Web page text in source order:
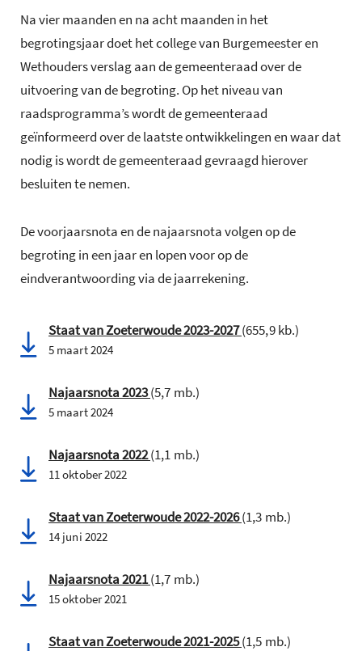
Na vier maanden en na acht maanden in het
begrotingsjaar doet het college van Burgemeester en
Wethouders verslag aan de gemeenteraad over de
uitvoering van de begroting. Op het niveau van
raadsprogramma’s wordt de gemeenteraad
geïnformeerd over de laatste ontwikkelingen en waar dat
nodig is wordt de gemeenteraad gevraagd hierover
besluiten te nemen.
De voorjaarsnota en de najaarsnota volgen op de
begroting in een jaar en lopen voor op de
eindverantwoording via de jaarrekening.
Staat van Zoeterwoude 2023-2027(655,9 kb.)
5 maart 2024
Najaarsnota 2023(5,7 mb.)
5 maart 2024
Najaarsnota 2022(1,1 mb.)
11 oktober 2022
Staat van Zoeterwoude 2022-2026(1,3 mb.)
14 juni 2022
Najaarsnota 2021(1,7 mb.)
15 oktober 2021
Staat van Zoeterwoude 2021-2025(1,5 mb.)